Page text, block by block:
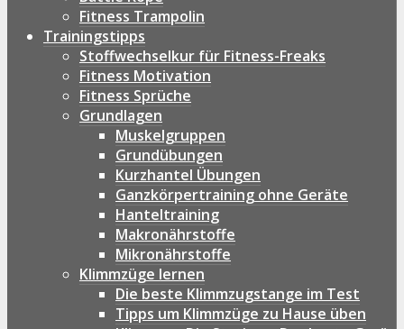
Fitness Trampolin
Trainingstipps
Stoffwechselkur für Fitness-Freaks
Fitness Motivation
Fitness Sprüche
Grundlagen
Muskelgruppen
Grundübungen
Kurzhantel Übungen
Ganzkörpertraining ohne Geräte
Hanteltraining
Makronährstoffe
Mikronährstoffe
Klimmzüge lernen
Die beste Klimmzugstange im Test
Tipps um Klimmzüge zu Hause üben